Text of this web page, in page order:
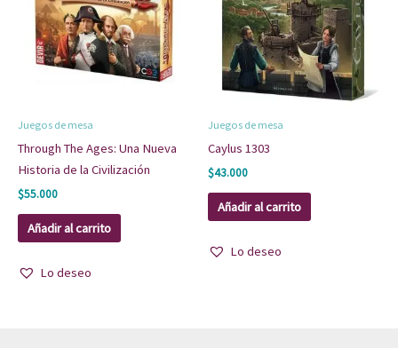
Juegos de mesa
Through The Ages: Una Nueva
Historia de la Civilización
$55.000
Añadir al carrito
Lo deseo
Juegos de mesa
Caylus 1303
$43.000
Añadir al carrito
Lo deseo